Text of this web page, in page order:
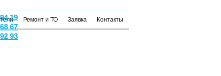
19
67
93
Ремонт и ТО Заявка Контакты